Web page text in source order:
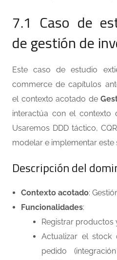
7.1 Caso de
de gestión de
Este caso de estudio
commerce de capítulos
el contexto acotado de
interactúa con el contexto
Usaremos DDD táctico,
modelar e implementar este
Descripción del
Contexto acotado:
Funcionalidades:
Registrar productos
Actualizar el stock
pedido